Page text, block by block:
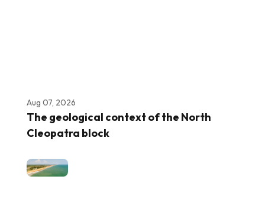
Aug 07, 2026
The geological context of the North
Cleopatra block